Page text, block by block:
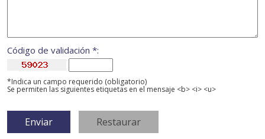
Código de validación *:
*Indica un campo requerido (obligatorio)
Se permiten las siguientes etiquetas en el mensaje <b> <i> <u>